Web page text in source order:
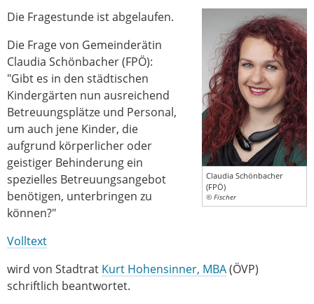
Claudia Schönbacher
(FPÖ)
© Fischer
Die Fragestunde ist abgelaufen.
Die Frage von Gemeinderätin
Claudia Schönbacher (FPÖ):
"Gibt es in den städtischen
Kindergärten nun ausreichend
Betreuungsplätze und Personal,
um auch jene Kinder, die
aufgrund körperlicher oder
geistiger Behinderung ein
spezielles Betreuungsangebot
benötigen, unterbringen zu
können?"
Volltext
wird von Stadtrat Kurt Hohensinner, MBA(ÖVP)
schriftlich beantwortet.